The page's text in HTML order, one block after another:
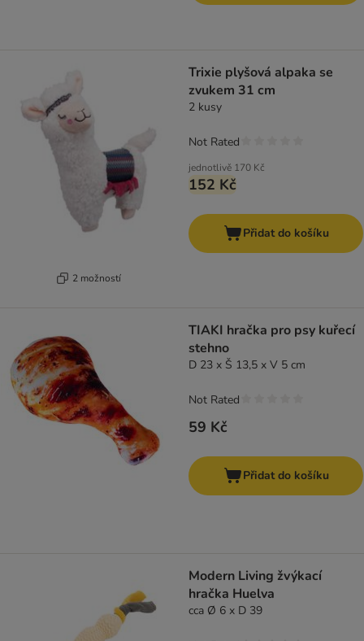
2 možností
Trixie plyšová alpaka se
zvukem 31 cm
2 kusy
jednotlivě 170 Kč
152 Kč
Not Rated
Přidat do košíku
TIAKI hračka pro psy kuřecí
stehno
D 23 x Š 13,5 x V 5 cm
59 Kč
Not Rated
Přidat do košíku
Modern Living žvýkací
hračka Huelva
cca Ø 6 x D 39